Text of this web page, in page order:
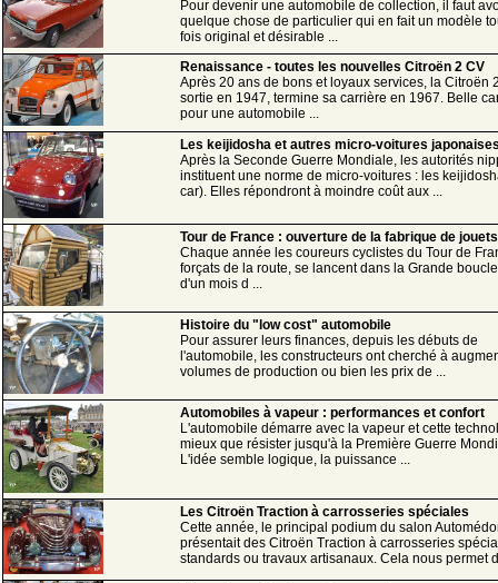
Pour devenir une automobile de collection, il faut
quelque chose de particulier qui en fait un modèle
fois original et désirable ...
Renaissance - toutes les nouvelles Citroën 2 CV
Après 20 ans de bons et loyaux services, la Citroën
sortie en 1947, termine sa carrière en 1967. Belle
pour une automobile ...
Les keijidosha et autres micro-voitures
Après la Seconde Guerre Mondiale, les autorités
instituent une norme de micro-voitures : les
car). Elles répondront à moindre coût aux ...
Tour de France : ouverture de la fabrique de jouets
Chaque année les coureurs cyclistes du Tour de
forçats de la route, se lancent dans la Grande
d'un mois d ...
Histoire du "low cost" automobile
Pour assurer leurs finances, depuis les débuts de
l'automobile, les constructeurs ont cherché à
volumes de production ou bien les prix de ...
Automobiles à vapeur : performances et confort
L'automobile démarre avec la vapeur et cette
mieux que résister jusqu'à la Première Guerre
L'idée semble logique, la puissance ...
Les Citroën Traction à carrosseries spéciales
Cette année, le principal podium du salon
présentait des Citroën Traction à carrosseries
standards ou travaux artisanaux. Cela nous permet